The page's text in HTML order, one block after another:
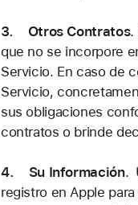
3. Otros Contratos.
que no se incorpore
Servicio. En caso de
Servicio,
sus obligaciones
contratos o brinde
4. Su Información.
registro en Apple